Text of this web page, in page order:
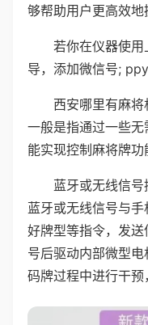
够帮助用户更高效地
若你在仪器使
导，添加微信号;
西安哪里有麻
一般是指通过一些
能实现控制麻将牌功
蓝牙或无线信
蓝牙或无线信号与
好牌型等指令，发
号后驱动内部微型电
码牌过程中进行干预